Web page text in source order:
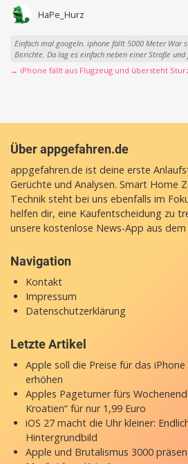
HaPe_Hurz
Einfach mal googeln. iphone fällt 5000 Meter War
Berichte. Da lag es einfach neben einer Straße und
→ iPhone fällt aus Flugzeug und übersteht
Über appgefahren.de
appgefahren.de ist deine erste
Gerüchte und Analysen. Smart Home
Technik steht bei uns ebenfalls im
helfen dir, eine Kaufentscheidung zu
unsere kostenlose News-App aus
Navigation
Kontakt
Impressum
Datenschutzerklärung
Letzte Artikel
Apple soll die Preise für das
erhöhen
Apples Pageturner fürs
Kroatien“ für nur 1,99 Euro
iOS 27 macht die Uhr kleiner:
Hintergrundbild
Apple und Brutalismus 3000